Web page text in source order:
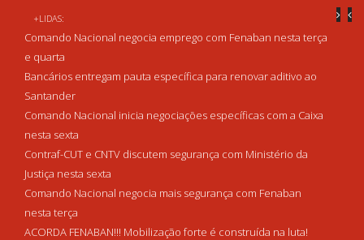
+LIDAS:
Comando Nacional negocia emprego com Fenaban nesta terça
e quarta
Bancários entregam pauta específica para renovar aditivo ao
Santander
Comando Nacional inicia negociações específicas com a Caixa
nesta sexta
Contraf-CUT e CNTV discutem segurança com Ministério da
Justiça nesta sexta
Comando Nacional negocia mais segurança com Fenaban
nesta terça
ACORDA FENABAN!!! Mobilização forte é construída na luta!